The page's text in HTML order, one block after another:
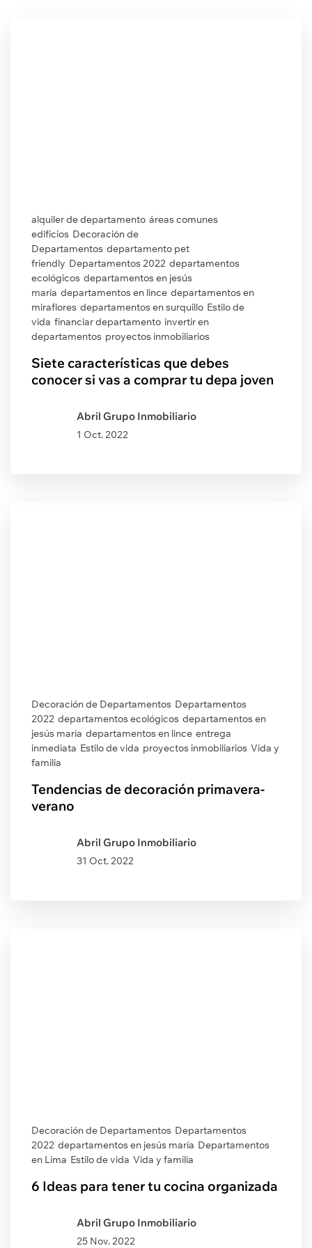
alquiler de departamento áreas comunes
edificios Decoración de
Departamentos departamento pet
friendly Departamentos 2022 departamentos
ecológicos departamentos en jesús
maría departamentos en lince departamentos en
miraflores departamentos en surquillo Estilo de
vida financiar departamento invertir en
departamentos proyectos inmobiliarios
Siete características que debes
conocer si vas a comprar tu depa joven
Abril Grupo Inmobiliario
1 Oct. 2022
Decoración de Departamentos Departamentos
2022 departamentos ecológicos departamentos en
jesús maría departamentos en lince entrega
inmediata Estilo de vida proyectos inmobiliarios Vida y
familia
Tendencias de decoración primavera-
verano
Abril Grupo Inmobiliario
31 Oct. 2022
Decoración de Departamentos Departamentos
2022 departamentos en jesús maría Departamentos
en Lima Estilo de vida Vida y familia
6 Ideas para tener tu cocina organizada
Abril Grupo Inmobiliario
25 Nov. 2022